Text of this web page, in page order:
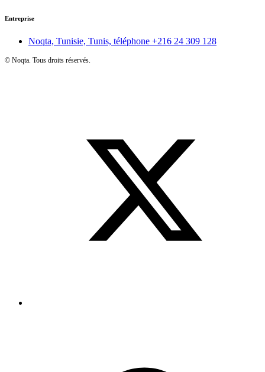
Entreprise
Noqta, Tunisie, Tunis, téléphone +216 24 309 128
© Noqta. Tous droits réservés.